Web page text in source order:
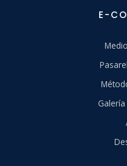
E-